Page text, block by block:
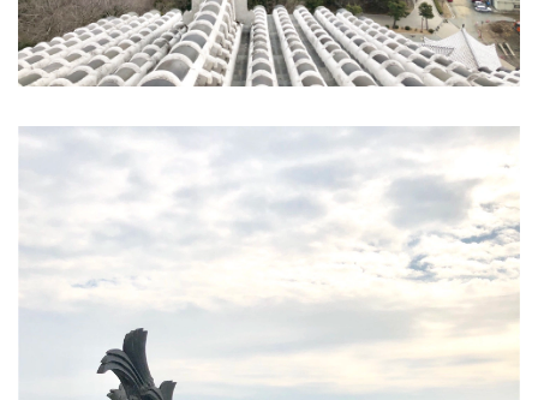
如果是櫻花爛漫時來遊玩，那就更美了。